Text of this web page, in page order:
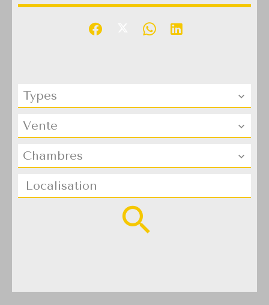
Types
Vente
Chambres
Localisation